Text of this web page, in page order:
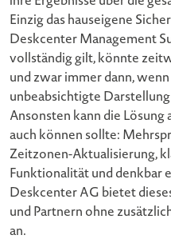
Einzig das hauseigene
Deskcenter Management
vollständig gilt, könnte
und zwar immer dann,
unbeabsichtigte
Ansonsten kann die Lösung
auch können sollte:
Zeitzonen-Aktualisierung,
Funktionalität und denkbar
Deskcenter AG bietet
und Partnern ohne
an.